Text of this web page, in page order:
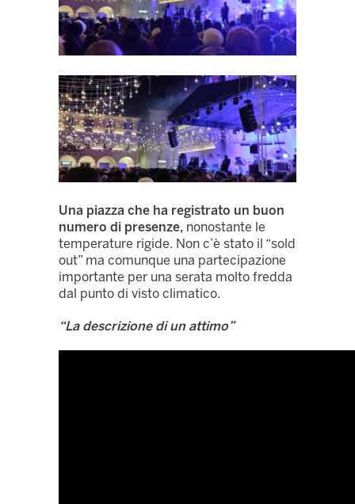
Una piazza che ha registrato un buon
numero di presenze, nonostante le
temperature rigide. Non c’è stato il “sold
out” ma comunque una partecipazione
importante per una serata molto fredda
dal punto di visto climatico.
“La descrizione di un attimo”